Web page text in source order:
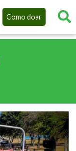
Como doar